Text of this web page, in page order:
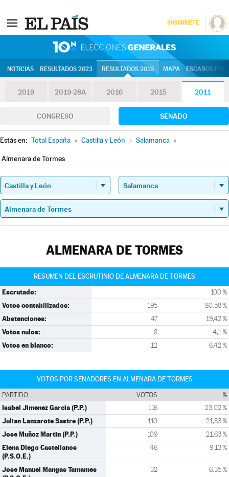
SUSCRÍBETE
NOTICIAS RESULTADOS 2023 RESULTADOS 2019 MAPA ESCAÑOS
2019 2019-28A 2016 2015 2011
CONGRESO SENADO
Estás en: Total España » Castilla y León » Salamanca »
Almenara de Tormes
ALMENARA DE TORMES
RESUMEN DEL ESCRUTINIO DE ALMENARA DE TORMES
Escrutado: 100 %
Votos contabilizados: 195 80,58 %
Abstenciones: 47 19,42 %
Votos nulos: 8 4,1 %
Votos en blanco: 12 6,42 %
VOTOS POR SENADORES EN ALMENARA DE TORMES
PARTIDO VOTOS %
Isabel Jimenez Garcia (P.P.) 116 23,02 %
Julian Lanzarote Sastre (P.P.) 110 21,83 %
Jose Muñoz Martin (P.P.) 109 21,63 %
Elena Diego Castellanos
(P.S.O.E.)
46 9,13 %
Jose Manuel Mangas Tamames
32 6,35 %